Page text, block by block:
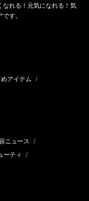
れる！元気になれる！気
す。
アイテム /
ニュース /
ーティ /